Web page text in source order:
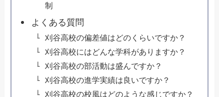
制
よくある質問
刈谷高校の偏差値はどのくらいですか？
刈谷高校にはどんな学科がありますか？
刈谷高校の部活動は盛んですか？
刈谷高校の進学実績は良いですか？
刈谷高校の校風はどのような感じですか？